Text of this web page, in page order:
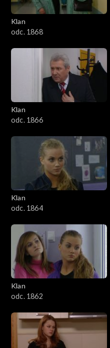
Klan
odc. 1868
Klan
odc. 1866
Klan
odc. 1864
Klan
odc. 1862